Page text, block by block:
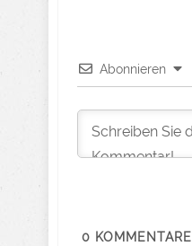
Abonnieren
0 KOMMENTARE